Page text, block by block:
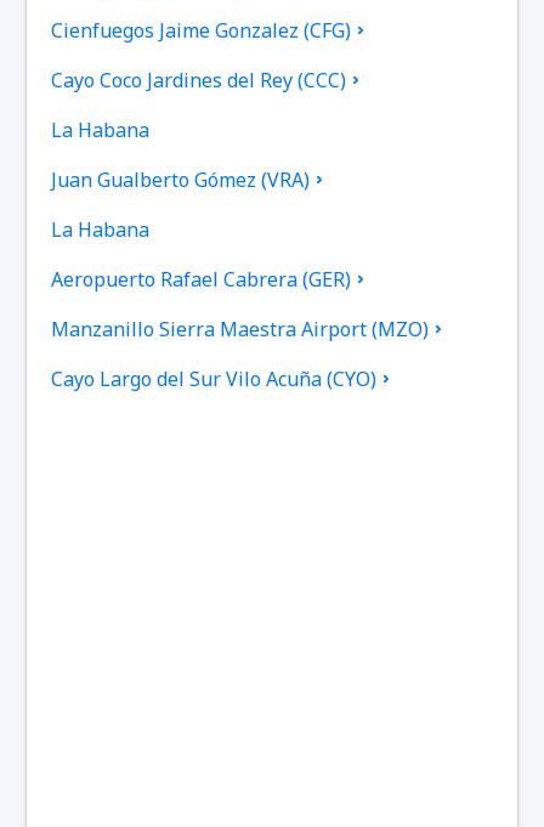
Cienfuegos Jaime Gonzalez (CFG)
Cayo Coco Jardines del Rey (CCC)
La Habana
Juan Gualberto Gómez (VRA)
La Habana
Aeropuerto Rafael Cabrera (GER)
Manzanillo Sierra Maestra Airport (MZO)
Cayo Largo del Sur Vilo Acuña (CYO)